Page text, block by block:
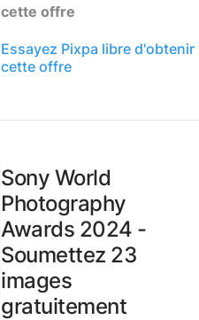
cette offre
Essayez Pixpa libre d'obtenir
cette offre
Sony World
Photography
Awards 2024 -
Soumettez 23
images
gratuitement